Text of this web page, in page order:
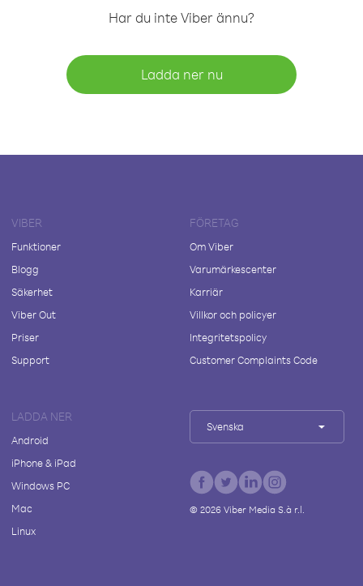
Har du inte Viber ännu?
Ladda ner nu
VIBER
Funktioner
Blogg
Säkerhet
Viber Out
Priser
Support
FÖRETAG
Om Viber
Varumärkescenter
Karriär
Villkor och policyer
Integritetspolicy
Customer Complaints Code
LADDA NER
Android
iPhone & iPad
Windows PC
Mac
Linux
Svenska
© 2026Viber Media S.à r.l.